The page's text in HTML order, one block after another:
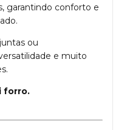
garantindo conforto e
ou
e muito
forro.